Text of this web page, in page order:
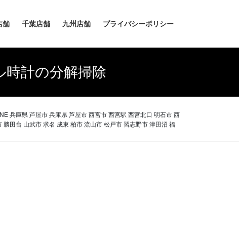
舗 千葉店舗 九州店舗 プライバシーポリシー
時計の分解掃除
兵庫県 芦屋市 兵庫県 芦屋市 西宮市 西宮駅 西宮北口 明石市 西
田台 山武市 求名 成東 柏市 流山市 松戸市 習志野市 津田沼 福